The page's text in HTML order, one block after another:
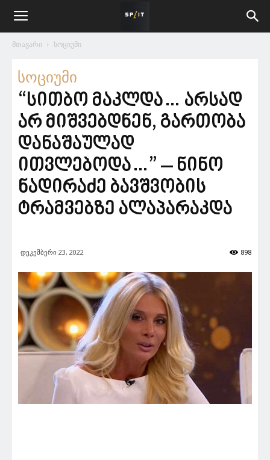
მთავარი სოციუმი
სოციუმი
“სითბო მაკლდა… არსად
არ მიშვებდნენ, გართობა
დანაშაულად
ითვლებოდა…” – ნინო
ნადირაძე ბავშვობის
ტრამვებზე ალაპარაკდა
დეკემბერი 23, 2022 898